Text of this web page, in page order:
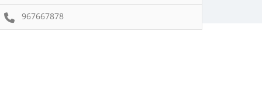
967667878